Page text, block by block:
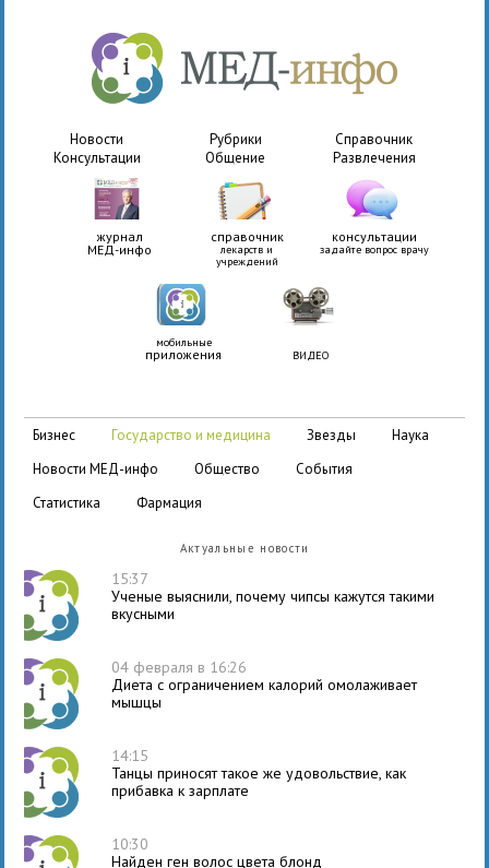
Новости Рубрики
Справочник
Консультации
Общение Развлечения
журнал
МЕД-инфо
справочник
лекарств и
учреждений
консультации
задайте вопрос врачу
мобильные
приложения ВИДЕО
бизнес государство и медицина звезды
наука
новости МЕД-инфо
общество
события
статистика
фармация
Актуальные новости
15:37
Ученые выяснили, почему чипсы кажутся такими
вкусными
04 февраля в 16:26
Диета с ограничением калорий омолаживает
мышцы
14:15
Танцы приносят такое же удовольствие, как
прибавка к зарплате
10:30
Найден ген волос цвета блонд